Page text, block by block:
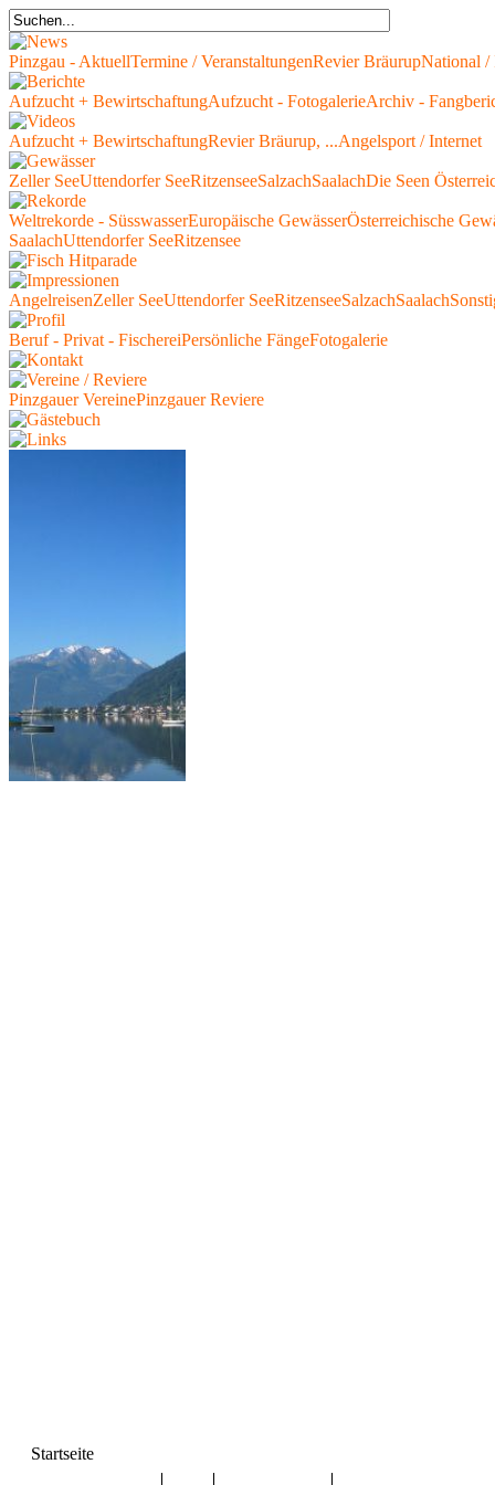
Pinzgau - AktuellTermine / VeranstaltungenRevier BräurupNational /
Aufzucht + BewirtschaftungAufzucht - FotogalerieArchiv -
Aufzucht + BewirtschaftungRevier Bräurup, ...Angelsport / Internet
Zeller SeeUttendorfer SeeRitzenseeSalzachSaalachDie Seen
Weltrekorde - SüsswasserEuropäische GewässerÖsterreichische
SaalachUttendorfer SeeRitzensee
AngelreisenZeller SeeUttendorfer SeeRitzenseeSalzachSaalach
Beruf - Privat - FischereiPersönliche FängeFotogalerie
Pinzgauer VereinePinzgauer Reviere
Startseite